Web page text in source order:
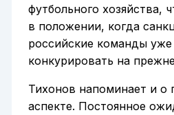
футбольного хозяйства,
в положении, когда
российские команды
конкурировать на
Тихонов напоминает и о
аспекте. Постоянное